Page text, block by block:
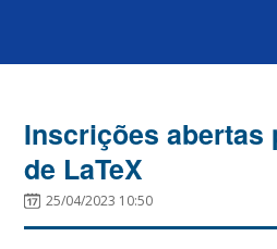
Inscrições abertas
de LaTeX
25/04/2023 10:50